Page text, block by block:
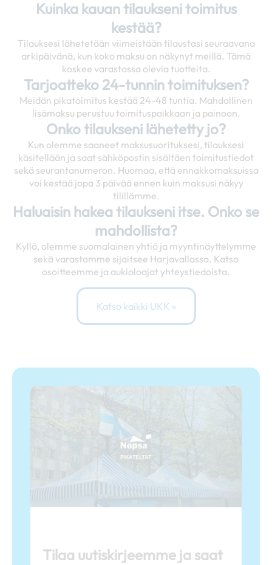
Kuinka kauan tilaukseni toimitus
kestää?
Tilauksesi lähetetään viimeistään tilaustasi seuraavana
arkipäivänä, kun koko maksu on näkynyt meillä. Tämä
koskee varastossa olevia tuotteita.
Tarjoatteko 24-tunnin toimituksen?
Meidän pikatoimitus kestää 24-48 tuntia. Mahdollinen
lisämaksu perustuu toimituspaikkaan ja painoon.
Onko tilaukseni lähetetty jo?
Kun olemme saaneet maksusuorituksesi, tilauksesi
käsitellään ja saat sähköpostin sisältäen toimitustiedot
sekä seurantanumeron. Huomaa, että ennakkomaksuissa
voi kestää jopa 3 päivää ennen kuin maksusi näkyy
tilillämme.
Haluaisin hakea tilaukseni itse. Onko se
mahdollista?
Kyllä, olemme suomalainen yhtiö ja myyntinäyttelymme
sekä varastomme sijaitsee Harjavallassa. Katso
osoitteemme ja aukioloajat yhteystiedoista.
Katso kaikki UKK »
Tilaa uutiskirjeemme ja saat